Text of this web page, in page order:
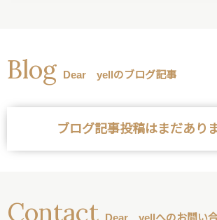
Blog Dear yellのブログ記事
ブログ記事投稿はまだあり
Contact Dear yellへのお問い